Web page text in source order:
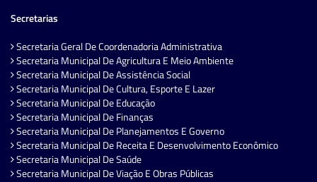
Secretarias
Secretaria Geral De Coordenadoria Administrativa
Secretaria Municipal De Agricultura E Meio Ambiente
Secretaria Municipal De Assistência Social
Secretaria Municipal De Cultura, Esporte E Lazer
Secretaria Municipal De Educação
Secretaria Municipal De Finanças
Secretaria Municipal De Planejamentos E Governo
Secretaria Municipal De Receita E Desenvolvimento Econômico
Secretaria Municipal De Saúde
Secretaria Municipal De Viação E Obras Públicas